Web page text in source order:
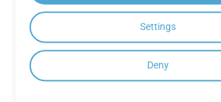
GroupDocs.Conversion Cloud API는 Word,
포함한 광범위한 파일 형식을 지원합니다.
전체 목록은 설명서를 참조하세요.
GroupDocs는
Settings
Deny